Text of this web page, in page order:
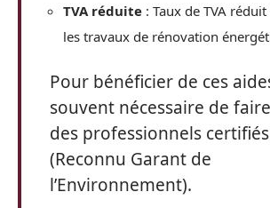
TVA réduite : Taux de TVA
les travaux de rénovation
Pour bénéficier de ces
souvent nécessaire de
des professionnels certifiés
(Reconnu Garant de
l’Environnement).